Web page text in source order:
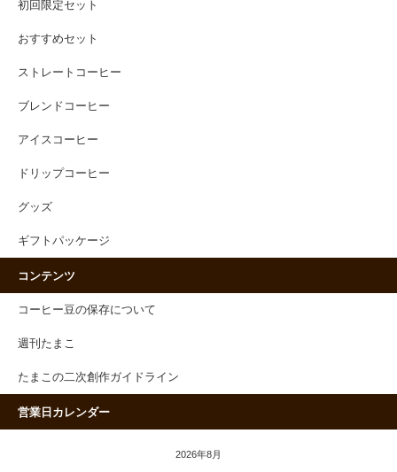
初回限定セット
おすすめセット
ストレートコーヒー
ブレンドコーヒー
アイスコーヒー
ドリップコーヒー
グッズ
ギフトパッケージ
コンテンツ
コーヒー豆の保存について
週刊たまこ
たまこの二次創作ガイドライン
営業日カレンダー
2026年8月